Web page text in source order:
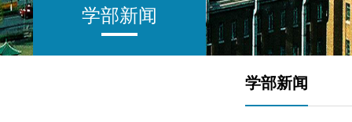
学部新闻
学部新闻